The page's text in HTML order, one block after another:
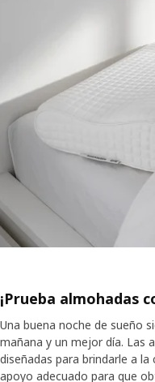
¡Prueba almohadas
Una buena noche de sueño
mañana y un mejor día. Las
diseñadas para brindarle a
apoyo adecuado para que